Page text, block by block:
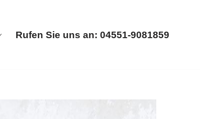
Rufen Sie uns an: 04551-9081859